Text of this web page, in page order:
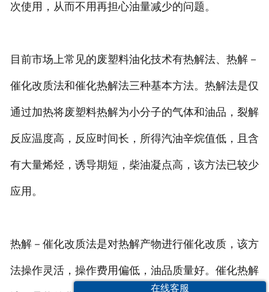
次使用，从而不用再担心油量减少的问题。
目前市场上常见的废塑料油化技术有热解法、热解－
催化改质法和催化热解法三种基本方法。热解法是仅
通过加热将废塑料热解为小分子的气体和油品，裂解
反应温度高，反应时间长，所得汽油辛烷值低，且含
有大量烯烃，诱导期短，柴油凝点高，该方法已较少
应用。
热解－催化改质法是对热解产物进行催化改质，该方
法操作灵活，操作费用偏低，油品质量好。催化热解
在线客服